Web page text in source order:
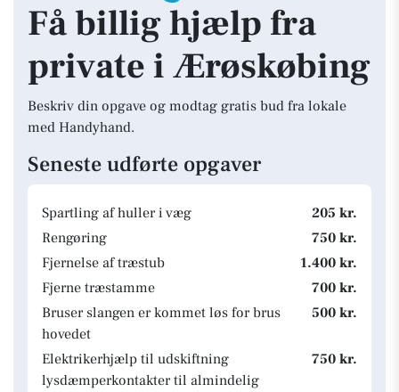
Få billig hjælp fra
private i Ærøskøbing
Beskriv din opgave og modtag gratis bud fra lokale
med Handyhand.
Seneste udførte opgaver
Spartling af huller i væg
205 kr.
Rengøring
750 kr.
Fjernelse af træstub
1.400 kr.
Fjerne træstamme
700 kr.
Bruser slangen er kommet løs for brus
hovedet
500 kr.
Elektrikerhjælp til udskiftning
lysdæmperkontakter til almindelig
750 kr.